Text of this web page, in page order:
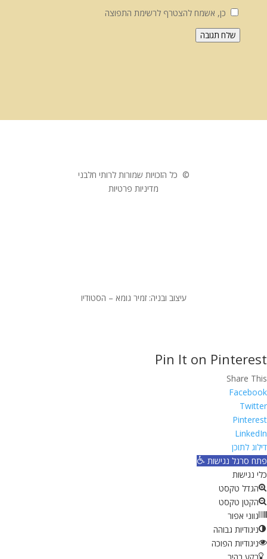
כן, אשמח להצטרף לרשימת התפוצה
שלח תגובה
© כל הזכויות שמורות לרותי חלבני
מדיניות פרטיות
עיצוב ובניה: זמיר גומא – הסטודיו
Pin It on Pinterest
Share This
Facebook
Twitter
Pinterest
LinkedIn
דילוג לתוכן
פתח סרגל נגישות
כלי נגישות
הגדל טקסט
הקטן טקסט
גווני אפור
ניגודיות גבוהה
ניגודיות הפוכה